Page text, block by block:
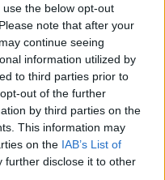
the below opt-out
note that after your
continue seeing
information utilized by
to third parties prior to
out of the further
by third parties on the
This information may
on the IAB’s List of
further disclose it to other
Vad GRYM du
Tackar
som hjälpt mig
förr ostyrigt hår.
Svara